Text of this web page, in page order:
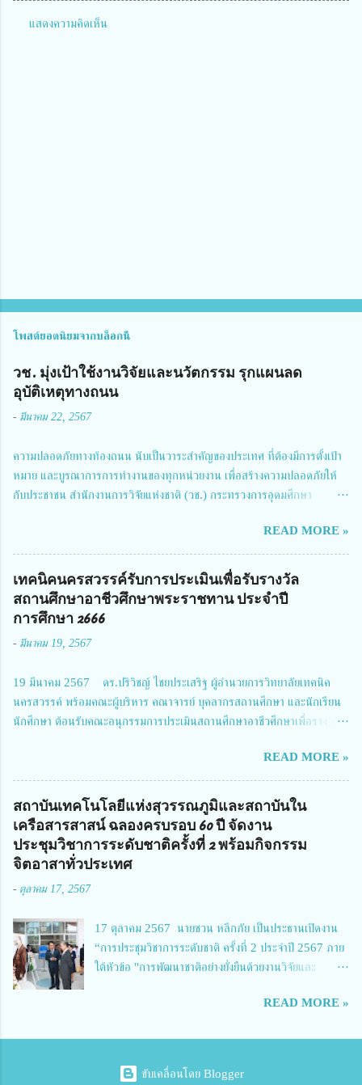
แสดงความคิดเห็น
โพสต์ยอดนิยมจากบล็อกนี้
วช. มุ่งเป้าใช้งานวิจัยและนวัตกรรม รุกแผนลด
อุบัติเหตุทางถนน
- มีนาคม 22, 2567
ความปลอดภัยทางท้องถนน นับเป็นวาระสำคัญของประเทศ ที่ต้องมีการตั้งเป้า
หมาย และบูรณาการการทำงานของทุกหน่วยงาน เพื่อสร้างความปลอดภัยให้
กับประชาชน สำนักงานการวิจัยแห่งชาติ (วช.) กระทรวงการอุดมศึกษา
สมาคมวิศวกรรมชีวการแพทย์ไทย จัดการประชุมเผยแพร่ผลการดำเนินงาน
โครงการการวิจัยเชิงปฏิบัติการโดยบูรณาการทุกภาคส่วน เพื่อลดอุบัติเหตุและ
การเสียชีวิตให้สอดคล้องกับเป้าหมายแผนแม่บทฉบับที่ 5 ในวันที่ 22 มีนาคม
2567 โดยมี ดร.วิภารัตน์ ดีอ่อง ผู้อำนวยการสำนักงานการวิจัยแห่งชาติ เป็น
ประธานในพิธีเปิดพร้อมให้นโยบายการผลักดันงานวิจัยเพื่อความปลอดภัยทาง
การประชุมในครั้งนี้ นางสาวสตตกมล เกียรติพานิช ผู้อำนวยการกองบริหารทุน
Richmond Stylish Convention Hotel จังหวัดนนทบุรี ดร.วิภารัตน์ ดีอ่อง
ผู้อำนวยการสำนักงานการวิจัยแห่งชาติ กล่าวว่า วช. ในฐานะหน่วยงานบริหาร
จัดการทุนวิจัยและนวัตกรรมได้เล็งเห็นถึงความสำคัญของกา...
READ MORE »
เทคนิคนครสวรรค์รับการประเมินเพื่อรับรางวัล
สถานศึกษาอาชีวศึกษาพระราชทาน ประจำปี
การศึกษา 2666
- มีนาคม 19, 2567
19 มีนาคม 2567 ดร.ปริวิชญ์ ไชยประเสริฐ ผู้อำนวยการวิทยาลัยเทคนิค
นครสวรรค์ พร้อมคณะผู้บริหาร คณาจารย์ บุคลากรสถานศึกษา และนักเรียน
นักศึกษา ต้อนรับคณะอนุกรรมการประเมินสถานศึกษาอาชีวศึกษาเพื่อรางวัล
นายจักรภพ เนวะมาตย์ ผู้อำนวยการวิทยาลัยเทคนิคตาก ประธานคณะอนุกร
รมการฯ 1.นายวณิชา คณะใน ผู้ทรงคุณวุฒิ 2.นายภัทธาวุธ โพธา ผู้อำนวย
การวิทยาลัยสารพัดช่างกำแพงเพชร 3.นางสาวหัตถาภรณ์ เสาร์เรือน ผู้อำนวย
การวิทยาลัยการอาชีพบ้านตาก 4.นางเพ็ญศรี ขุนทอง ผู้อำนวยการวิทยาลัย
การอาชีพรัตนประสิทธิ์วิทย์ 5.นายธเนศ คงวังทอง ผู้อำนวยการวิทยาลัย
เกษตรและเทคโนโลยีพิจิตร 6.นายชัยณรงค์ คชมาตย์ ผู้อำนวยการวิทยาลัย
8.นายณัฐกฤต ภูทวี รองผู้อำนวยการวิทยาลัยเทคนิคตาก นายจักรภพ กล่าว
ยาวนาน มีบุคลากร นักเรียน นักศึกษาจำนวนมาก ต้องการควา...
READ MORE »
สถาบันเทคโนโลยีแห่งสุวรรณภูมิและสถาบันใน
เครือสารสาสน์ ฉลองครบรอบ 60 ปี จัดงาน
ประชุมวิชาการระดับชาติครั้งที่ 2 พร้อมกิจกรรม
จิตอาสาทั่วประเทศ
- ตุลาคม 17, 2567
17 ตุลาคม 2567 นายชวน หลีกภัย เป็นประธานเปิดงาน
“การประชุมวิชาการระดับชาติ ครั้งที่ 2 ประจำปี 2567 ภาย
ใต้หัวข้อ "การพัฒนาชาติอย่างยั่งยืนด้วยงานวิจัยและ
Technology National Conference 2024: 'Towards
ชาติอยางยั่งยืนด้วยงานวิจัยและนวัตกรรม" และ นางสาวศิริ
READ MORE »
ขับเคลื่อนโดย Blogger